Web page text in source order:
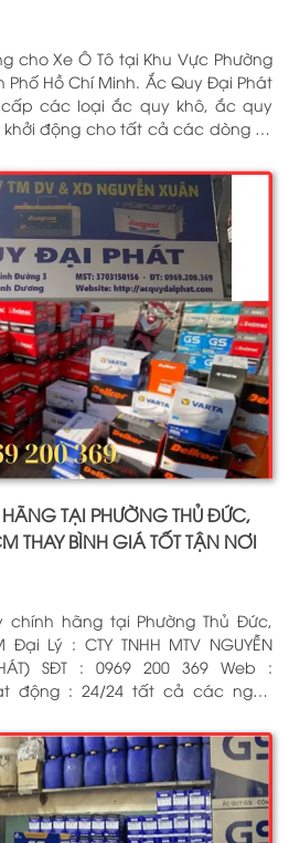
cho Xe Ô Tô tại Khu Vực Phường
Phố Hồ Chí Minh. Ắc Quy Đại Phát
các loại ắc quy khô, ắc quy
động cho tất cả các dòng xe
ĐỒNG NAI, VARTA, DELKOR,
Tell: 0969 200 369
TẠI PHƯỜNG THỦ ĐỨC,
THAY BÌNH GIÁ TỐT TẬN NƠI
hãng tại Phường Thủ Đức,
NGUYỄN
369 Web :
động : 24/24 tất cả các ngày
cứu hộ ắc quy tận nơi 24/7 BẤM
TÔI: 0969 200 369